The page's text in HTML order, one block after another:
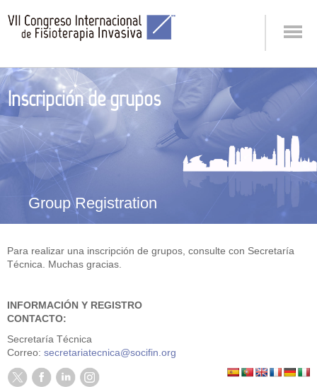
Inscripción de grupos
Group Registration
Para realizar una inscripción de grupos, consulte con Secretaría
Técnica. Muchas gracias.
INFORMACIÓN Y REGISTRO
CONTACTO:
Secretaría Técnica
Correo: secretariatecnica@socifin.org